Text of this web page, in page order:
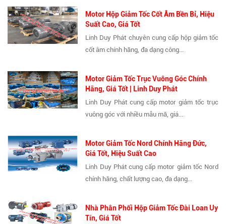
Motor Hộp Giảm Tốc Cốt Âm Bền Bỉ, Hiệu
Suất Cao, Giá Tốt
Linh Duy Phát chuyên cung cấp hộp giảm tốc
cốt âm chính hãng, đa dạng công...
Motor Giảm Tốc Trục Vuông Góc Chính
Hãng, Giá Tốt | Linh Duy Phát
Linh Duy Phát cung cấp motor giảm tốc trục
vuông góc với nhiều mẫu mã, giá...
Motor Giảm Tốc Nord Chính Hãng Đức,
Giá Tốt, Hiệu Suất Cao
Linh Duy Phát cung cấp motor giảm tốc Nord
chính hãng, chất lượng cao, đa dạng...
Nhà Phân Phối Hộp Giảm Tốc Đài Loan Uy
Tín, Giá Tốt